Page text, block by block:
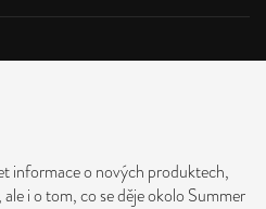
informace o nových produktech,
i o tom, co se děje okolo Summer